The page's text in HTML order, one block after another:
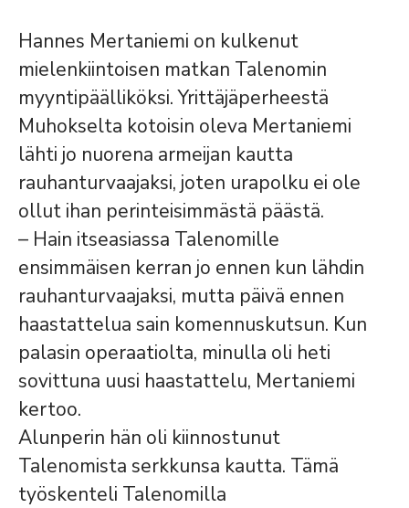
Hannes Mertaniemi on kulkenut
mielenkiintoisen matkan Talenomin
myyntipäälliköksi. Yrittäjäperheestä
Muhokselta kotoisin oleva Mertaniemi
lähti jo nuorena armeijan kautta
rauhanturvaajaksi, joten urapolku ei ole
ollut ihan perinteisimmästä päästä.
– Hain itseasiassa Talenomille
ensimmäisen kerran jo ennen kun lähdin
rauhanturvaajaksi, mutta päivä ennen
haastattelua sain komennuskutsun. Kun
palasin operaatiolta, minulla oli heti
sovittuna uusi haastattelu, Mertaniemi
kertoo.
Alunperin hän oli kiinnostunut
Talenomista serkkunsa kautta. Tämä
työskenteli Talenomilla